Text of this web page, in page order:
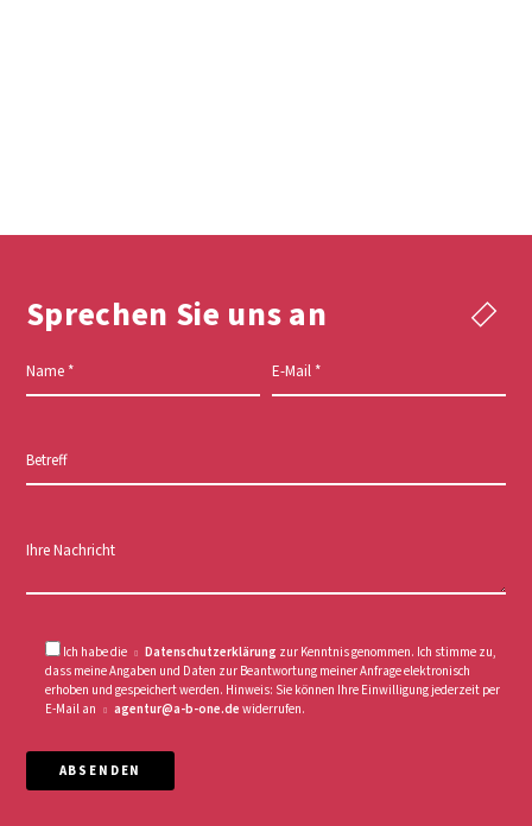
Sprechen Sie uns an
Name * E-Mail *
Betreff
Ihre Nachricht
Ich habe die Datenschutzerklärung zur Kenntnis genommen. Ich stimme zu,
dass meine Angaben und Daten zur Beantwortung meiner Anfrage elektronisch
erhoben und gespeichert werden. Hinweis: Sie können Ihre Einwilligung jederzeit per
E-Mail an
agentur@a-b-one.de widerrufen.
ABSENDEN